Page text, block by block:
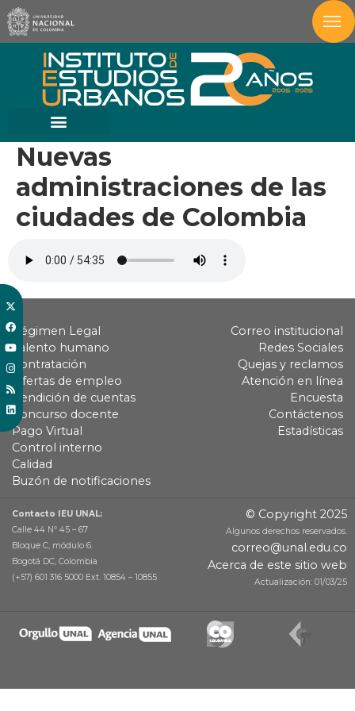
Nuevas
administraciones de las
ciudades de Colombia
Régimen Legal
Talento humano
Contratación
Ofertas de empleo
Rendición de cuentas
Concurso docente
Pago Virtual
Control interno
Calidad
Buzón de notificaciones
Correo institucional
Redes Sociales
Quejas y reclamos
Atención en línea
Encuesta
Contáctenos
Estadísticas
Contacto IEU UNAL:
Calle 44 Nº 45 – 67
Bloque C, módulo 6.
Bogotá DC, Colombia
(+57) 601 316 5000 Ext. 10854 – 10855
© Copyright 2025
Algunos derechos reservados.
correo@unal.edu.co
Acerca de este sitio web
Actualización: 01/03/25